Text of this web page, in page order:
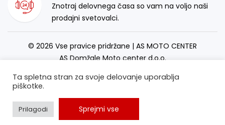
Znotraj delovnega časa so vam na voljo naši
prodajni svetovalci.
© 2026 Vse pravice pridržane | AS MOTO CENTER
AS Domžale Moto center d.o.o.
Ta spletna stran za svoje delovanje uporablja
piškotke.
Prilagodi Sprejmi vse